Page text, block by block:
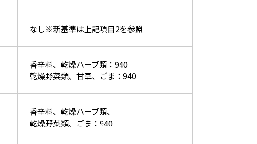
なし※新基準は上記項目2を参照
香辛料、乾燥ハーブ類：940
乾燥野菜類、甘草、ごま：940
香辛料、乾燥ハーブ類、
乾燥野菜類、ごま：940